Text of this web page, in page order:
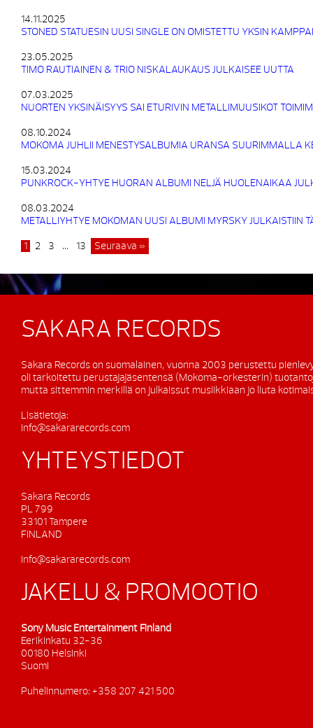
14.11.2025
STONED STATUESIN UUSI SINGLE ON OMISTETTU YKSIN
23.05.2025
TIMO RAUTIAINEN & TRIO NISKALAUKAUS JULKAISEE UUTTA
07.03.2025
NUORTEN YKSINÄISYYS SAI ETURIVIN METALLIMUUSIKOT
08.10.2024
MOKOMA JUHLII MENESTYSALBUMIA URANSA SUURIMMALLA
15.03.2024
PUNKROCK-YHTYE HUORAN ALBUMI NELJÄ HUOLENAIKAA
08.03.2024
METALLIYHTYE MOKOMAN UUSI ALBUMI MYRSKY JULKAISTIIN
1 2 3 … 13 Seuraava »
SAKARA RECORDS
Sakara Records on suomalainen, vuonna 2003 perustettu
oli tarkoitettu perustajajäsentensä (Mokoma-orkesterin)
mutta sittemmin merkillä on julkaissut musiikkiaan jo liuta
Lisätietoja:
info@sakararecords.com
YHTEYSTIEDOT
Sakara Records
PL 799
33101 Tampere
FINLAND
info@sakararecords.com
JAKELU & PROMOOTIO
Sony Music Entertainment Finland
Eerikinkatu 32-36
00180 Helsinki
Suomi
Puhelinnumero: +358 207 421 500